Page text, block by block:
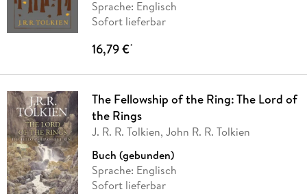
Sprache: Englisch
Sofort lieferbar
16,79 €*
The Fellowship of the Ring: The Lord of
the Rings
J. R. R. Tolkien, John R. R. Tolkien
Buch (gebunden)
Sprache: Englisch
Sofort lieferbar